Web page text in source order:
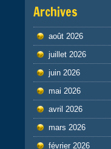
Archives
août 2026
juillet 2026
juin 2026
mai 2026
avril 2026
mars 2026
février 2026